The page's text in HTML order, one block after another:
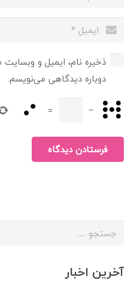
ذخیره نام، ایمیل و وبسایت
دوباره دیدگاهی می‌نویسم.
−
=
فرستادن دیدگاه
جستجو
آخرین اخبار